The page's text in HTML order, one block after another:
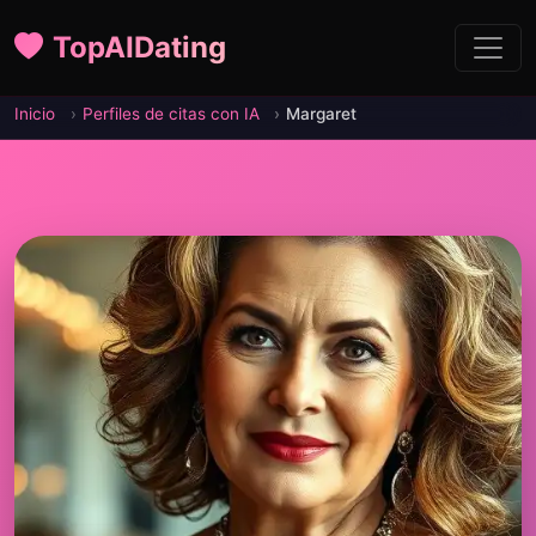
TopAIDating
Inicio Perfiles de citas con IA Margaret